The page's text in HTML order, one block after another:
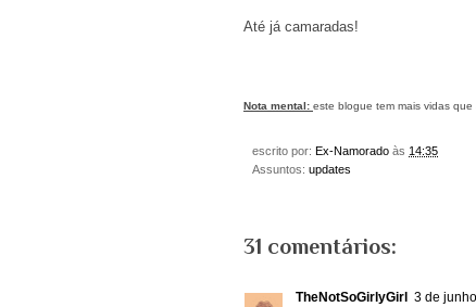
Até já camaradas!
Nota mental: este blogue tem mais vidas
escrito por: Ex-Namorado às 14:35
Assuntos: updates
31 comentários:
TheNotSoGirlyGirl
3 de